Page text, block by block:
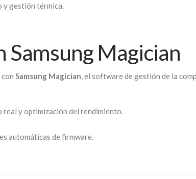
y gestión térmica.
Samsung Magician
Samsung Magician, el software de gestión de la
y optimización del rendimiento.
automáticas de firmware.